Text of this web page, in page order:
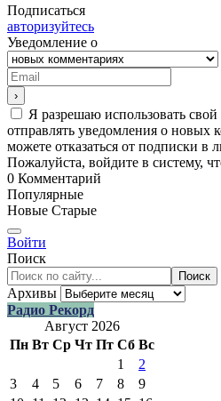
Подписаться
авторизуйтесь
Уведомление о
Я разрешаю использовать
отправлять уведомления о новых
можете отказаться от подписки в
Пожалуйста, войдите в систему,
0 Комментарий
Популярные
Новые Старые
Войти
Поиск
Поиск
Архивы
Радио Рекорд
Август 2026
Пн Вт Ср Чт Пт Сб Вс
1
2
3
4 5 6 7 8
9